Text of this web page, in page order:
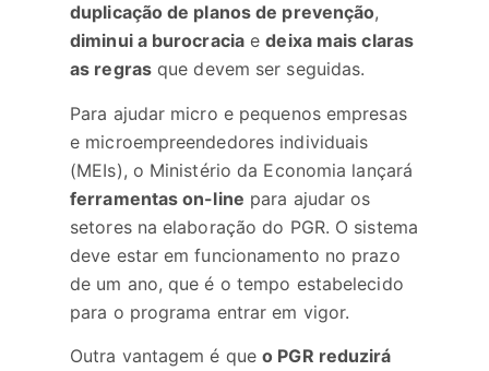
duplicação de planos de prevenção,
diminui a burocracia edeixa mais claras
as regrasque devem ser seguidas.
Para ajudar micro e pequenos empresas
e microempreendedores individuais
(MEIs), o Ministério da Economia lançará
ferramentas on-line para ajudar os
setores na elaboração do PGR. O sistema
deve estar em funcionamento no prazo
de um ano, que é o tempo estabelecido
para o programa entrar em vigor.
Outra vantagem é queo PGR reduzirá